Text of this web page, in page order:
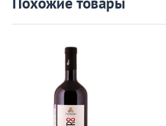
Похожие товары